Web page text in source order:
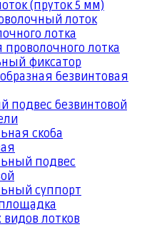
(пруток 5 мм)
лоток
лотка
проволочного лотка
фиксатор
безвинтовая
подвес безвинтовой
скоба
подвес
суппорт
видов лотков